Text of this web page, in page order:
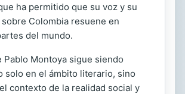
ha permitido que su voz y su
Colombia resuene en
del mundo.
Pablo Montoya sigue siendo
solo en el ámbito literario, sino
contexto de la realidad social y